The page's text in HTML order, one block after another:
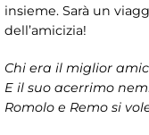
insieme. Sarà un
dell’amicizia!
Chi era il miglior
E il suo acerrimo
Romolo e Remo si